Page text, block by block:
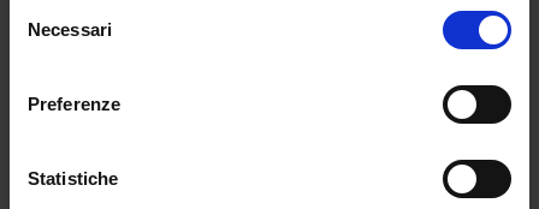
delNecessari
Preferenze
Statistiche
mostrata una donna avvolta nel cellophane, con un
fiocco che le circondava la vita e le braccia. Quello
sposa che si fa lei stessa dono nella notte di nozze,
impreziosita da un grande fiocco che suggerisce
visivamente che sia lei stessa a trasformarsi in un